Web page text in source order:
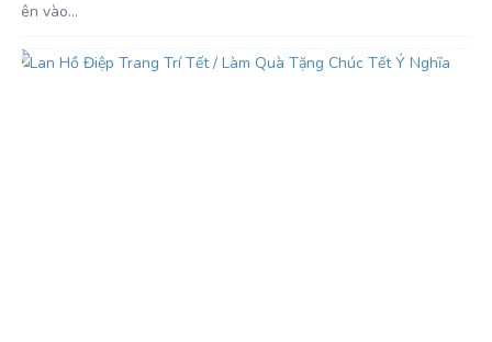
tiên vào...